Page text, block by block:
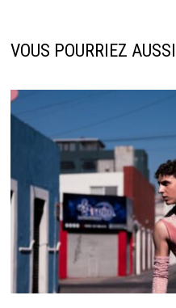
VOUS POURRIEZ